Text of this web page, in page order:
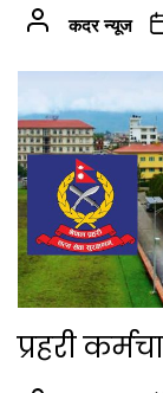
कदर न्यूज
प्रहरी